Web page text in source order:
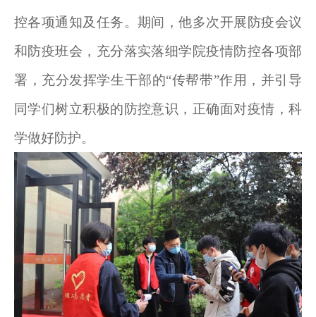
控各项通知及任务。期间，他多次开展防疫会议
和防疫班会，充分落实落细学院疫情防控各项部
署，充分发挥学生干部的“传帮带”作用，并引导
同学们树立积极的防控意识，正确面对疫情，科
学做好防护。